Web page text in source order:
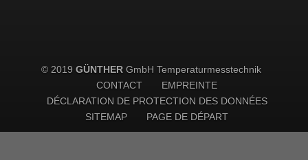
© 2019 GÜNTHER GmbH Temperaturmesstechnik
CONTACT
EMPREINTE
DÉCLARATION DE PROTECTION DES DONNÉES
SITEMAP
PAGE DE DÉPART